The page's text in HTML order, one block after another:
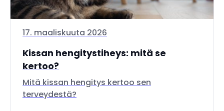
17. maaliskuuta 2026
Kissan hengitystiheys: mitä se
kertoo?
Mitä kissan hengitys kertoo sen
terveydestä?